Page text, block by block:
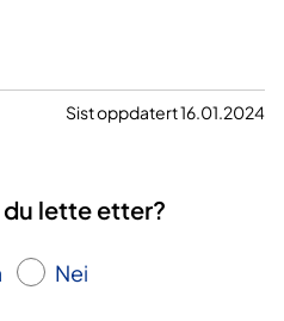
Sist oppdatert 16.01.2024
lette etter?
Nei